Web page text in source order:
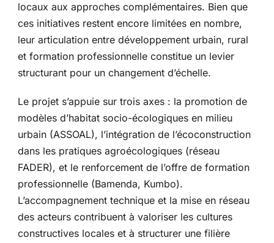
locaux aux approches complémentaires. Bien que
ces initiatives restent encore limitées en nombre,
leur articulation entre développement urbain, rural
et formation professionnelle constitue un levier
structurant pour un changement d’échelle.
Le projet s’appuie sur trois axes : la promotion de
modèles d’habitat socio-écologiques en milieu
urbain (ASSOAL), l’intégration de l’écoconstruction
dans les pratiques agroécologiques (réseau
FADER), et le renforcement de l’offre de formation
professionnelle (Bamenda, Kumbo).
L’accompagnement technique et la mise en réseau
des acteurs contribuent à valoriser les cultures
constructives locales et à structurer une filière